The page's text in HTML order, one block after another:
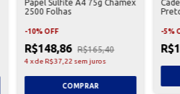
Papel Sulfite A4 75g Chamex
2500 Folhas
-10%OFF
R$148,86 R$165,40
4 xdeR$37,22 sem juros
-5%